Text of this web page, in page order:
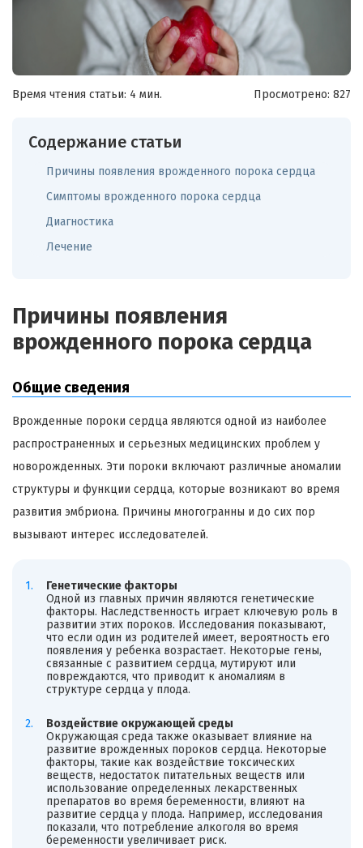
Время чтения статьи: 4 мин. Просмотрено: 827
Содержание статьи
Причины появления врожденного порока сердца
Симптомы врожденного порока сердца
Диагностика
Лечение
Причины появления
врожденного порока сердца
Общие сведения
Врожденные пороки сердца являются одной из наиболее
распространенных и серьезных медицинских проблем у
новорожденных. Эти пороки включают различные аномалии
структуры и функции сердца, которые возникают во время
развития эмбриона. Причины многогранны и до сих пор
вызывают интерес исследователей.
Генетические факторы
Одной из главных причин являются генетические
факторы. Наследственность играет ключевую роль в
развитии этих пороков. Исследования показывают,
что если один из родителей имеет, вероятность его
появления у ребенка возрастает. Некоторые гены,
связанные с развитием сердца, мутируют или
повреждаются, что приводит к аномалиям в
структуре сердца у плода.
Воздействие окружающей среды
Окружающая среда также оказывает влияние на
развитие врожденных пороков сердца. Некоторые
факторы, такие как воздействие токсических
веществ, недостаток питательных веществ или
использование определенных лекарственных
препаратов во время беременности, влияют на
развитие сердца у плода. Например, исследования
показали, что потребление алкоголя во время
беременности увеличивает риск.